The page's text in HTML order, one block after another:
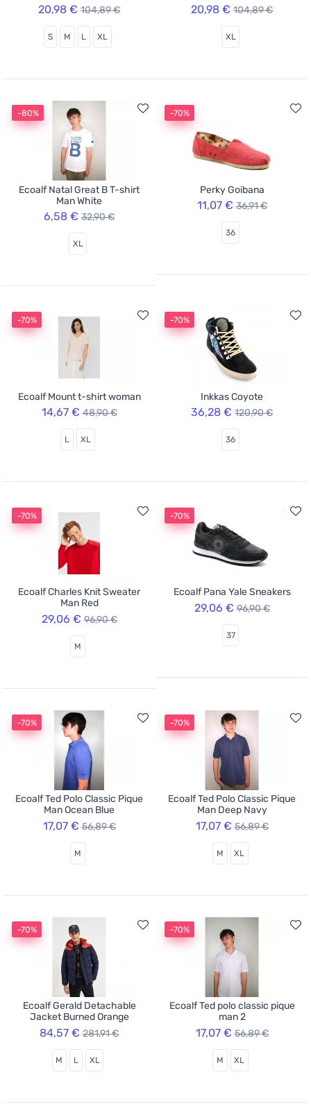
20,98 € 104,89 €
S M L XL
20,98 € 104,89 €
XL
-80%
Ecoalf Natal Great B T-shirt
Man White
6,58 € 32,90 €
XL
-70%
Perky Goibana
11,07 € 36,91 €
36
-70%
Ecoalf Mount t-shirt woman
14,67 € 48,90 €
L XL
-70%
Inkkas Coyote
36,28 € 120,90 €
36
-70%
Ecoalf Charles Knit Sweater
Man Red
29,06 € 96,90 €
M
-70%
Ecoalf Pana Yale Sneakers
29,06 € 96,90 €
37
-70%
Ecoalf Ted Polo Classic Pique
Man Ocean Blue
17,07 € 56,89 €
M
-70%
Ecoalf Ted Polo Classic Pique
Man Deep Navy
17,07 € 56,89 €
M XL
-70%
Ecoalf Gerald Detachable
Jacket Burned Orange
84,57 € 281,91 €
M L XL
-70%
Ecoalf Ted polo classic pique
man 2
17,07 € 56,89 €
M XL